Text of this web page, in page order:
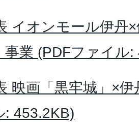
イオンモール伊丹
事業 (PDFファイル:
映画「黒牢城」×
: 453.2KB)